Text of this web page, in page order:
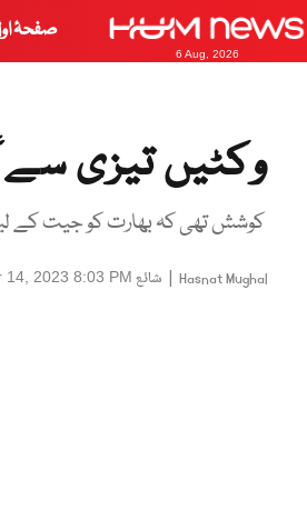
6 Aug, 2026
صفحۂ
وکٹیں تیزی
کوشش تھی کہ بھارت کو جیت کے
Hasnat Mughal
| شائع 14, 2023 8:03 PM